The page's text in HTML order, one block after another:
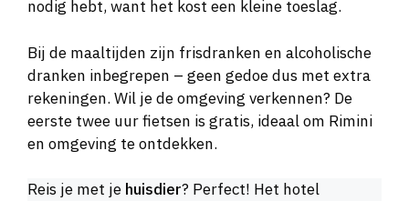
nodig hebt, want het kost een kleine toeslag.
Bij de maaltijden zijn frisdranken en alcoholische
dranken inbegrepen – geen gedoe dus met extra
rekeningen. Wil je de omgeving verkennen? De
eerste twee uur fietsen is gratis, ideaal om Rimini
en omgeving te ontdekken.
Reis je met je huisdier? Perfect! Het hotel